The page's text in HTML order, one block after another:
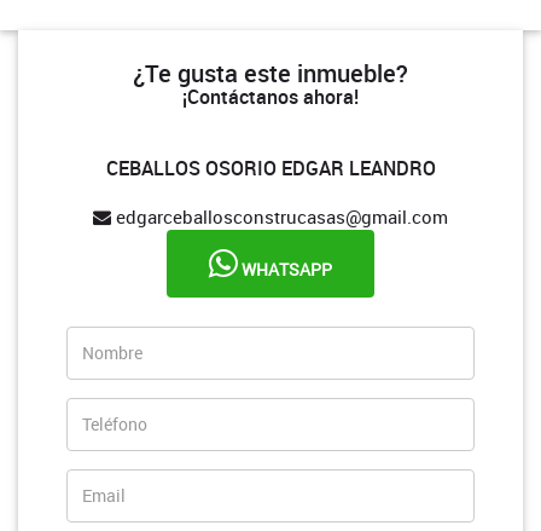
¿Te gusta este inmueble?
¡Contáctanos ahora!
CEBALLOS OSORIO EDGAR LEANDRO
edgarceballosconstrucasas@gmail.com
WHATSAPP